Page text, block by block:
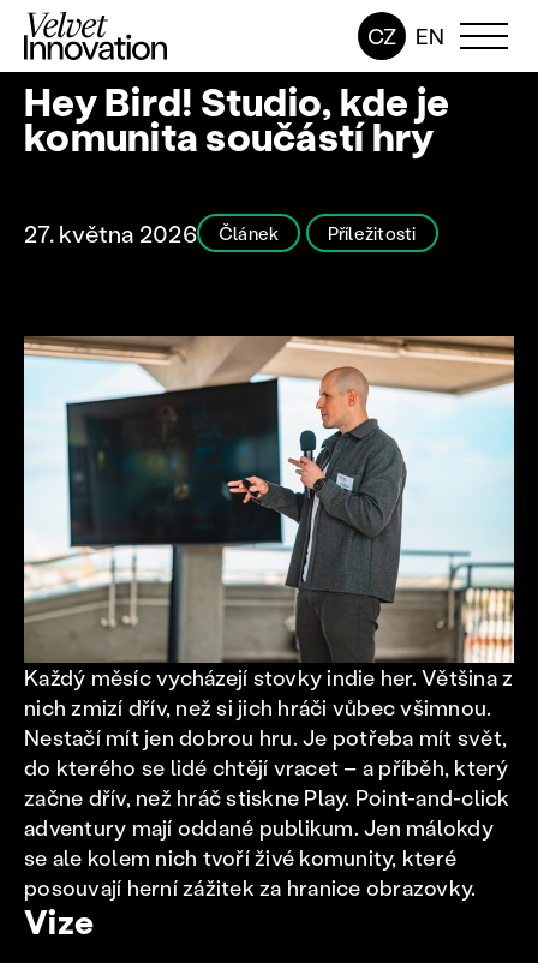
CZ EN
Hey Bird! Studio, kde je
komunita součástí hry
27. května 2026 Článek Příležitosti
Každý měsíc vycházejí stovky indie her. Většina z
nich zmizí dřív, než si jich hráči vůbec všimnou.
Nestačí mít jen dobrou hru. Je potřeba mít svět,
do kterého se lidé chtějí vracet – a příběh, který
začne dřív, než hráč stiskne Play. Point-and-click
adventury mají oddané publikum. Jen málokdy
se ale kolem nich tvoří živé komunity, které
posouvají herní zážitek za hranice obrazovky.
Vize